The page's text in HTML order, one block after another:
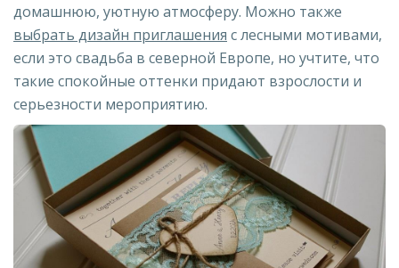
домашнюю, уютную атмосферу. Можно также
выбрать дизайн приглашения с лесными мотивами,
если это свадьба в северной Европе, но учтите, что
такие спокойные оттенки придают взрослости и
серьезности мероприятию.